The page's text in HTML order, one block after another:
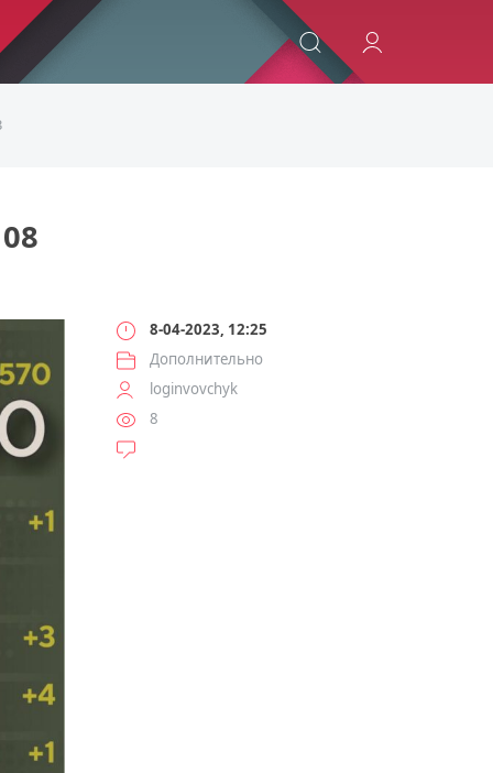
ИСКАТЬ
8-04-2023, 12:25
Дополнительно
loginvovchyk
8